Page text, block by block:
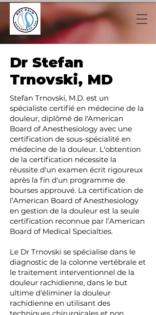
Dr Stefan
Trnovski, MD
Stefan Trnovski, M.D. est un
spécialiste certifié en médecine de la
douleur, diplômé de l'American
Board of Anesthesiology avec une
certification de sous-spécialité en
médecine de la douleur. L'obtention
de la certification nécessite la
réussite d'un examen écrit rigoureux
après la fin d'un programme de
bourses approuvé. La certification de
l’American Board of Anesthesiology
en gestion de la douleur est la seule
certification reconnue par l’American
Board of Medical Specialties.
Le Dr Trnovski se spécialise dans le
diagnostic de la colonne vertébrale et
le traitement interventionnel de la
douleur rachidienne, dans le but
ultime d'éliminer la douleur
rachidienne en utilisant des